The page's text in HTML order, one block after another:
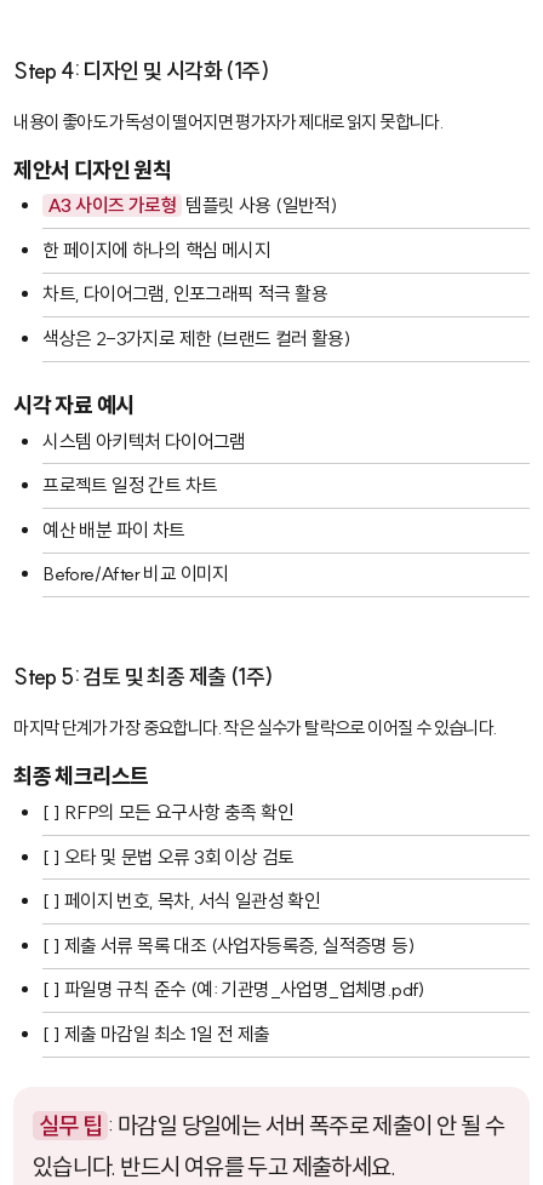
Step 4: 디자인 및 시각화 (1주)
내용이 좋아도 가독성이 떨어지면 평가자가 제대로 읽지 못합니다.
제안서 디자인 원칙
A3 사이즈 가로형 템플릿 사용 (일반적)
한 페이지에 하나의 핵심 메시지
차트, 다이어그램, 인포그래픽 적극 활용
색상은 2-3가지로 제한 (브랜드 컬러 활용)
시각 자료 예시
시스템 아키텍처 다이어그램
프로젝트 일정 간트 차트
예산 배분 파이 차트
Before/After 비교 이미지
Step 5: 검토 및 최종 제출 (1주)
마지막 단계가 가장 중요합니다. 작은 실수가 탈락으로 이어질 수 있습니다.
최종 체크리스트
[ ] RFP의 모든 요구사항 충족 확인
[ ] 오타 및 문법 오류 3회 이상 검토
[ ] 페이지 번호, 목차, 서식 일관성 확인
[ ] 제출 서류 목록 대조 (사업자등록증, 실적증명 등)
[ ] 파일명 규칙 준수 (예: 기관명_사업명_업체명.pdf)
[ ] 제출 마감일 최소 1일 전 제출
실무 팁 : 마감일 당일에는 서버 폭주로 제출이 안 될 수
있습니다. 반드시 여유를 두고 제출하세요.